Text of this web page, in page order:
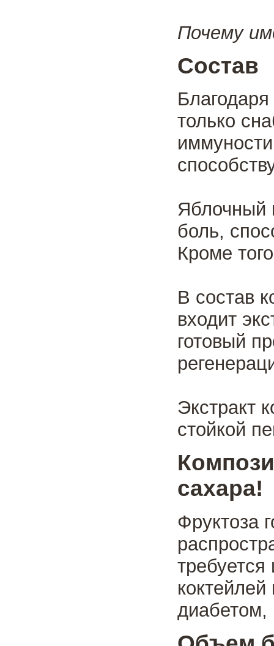
Почему
Состав
только
Яблочный
боль,
Кроме
В состав
входит
готовый
Экстракт
стойкой
сахара!
Фруктоза
диабетом,